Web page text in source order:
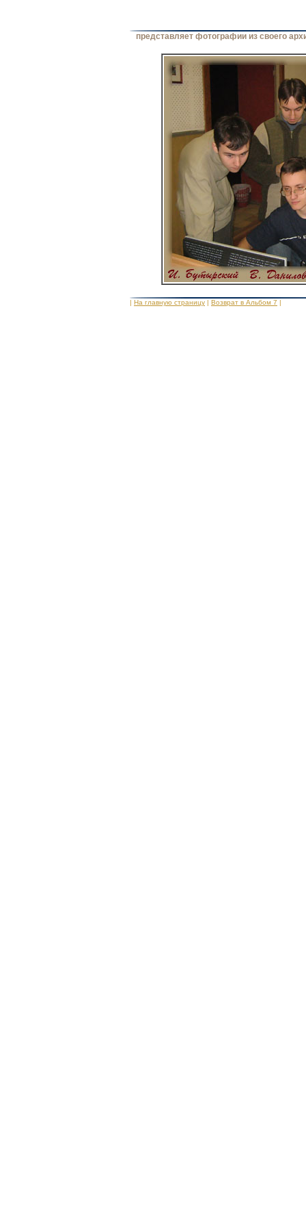
представляет фотографии из своего
| На главную страницу | Возврат в Альбом 7 |